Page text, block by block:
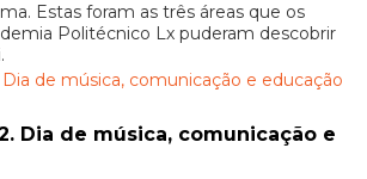
Estas foram as três áreas que os
Politécnico Lx puderam descobrir
Dia de música, comunicação e